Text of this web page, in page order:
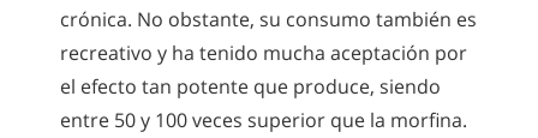
crónica. No obstante, su consumo también es
recreativo y ha tenido mucha aceptación por
el efecto tan potente que produce, siendo
entre 50 y 100 veces superior que la morfina.